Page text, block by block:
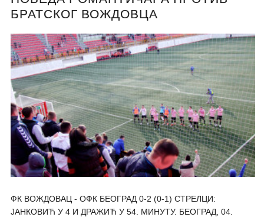
БРАТСКОГ ВОЖДОВЦА
ФК ВОЖДОВАЦ - ОФК БЕОГРАД 0-2 (0-1) СТРЕЛЦИ:
ЈАНКОВИЋ У 4 И ДРАЖИЋ У 54. МИНУТУ. БЕОГРАД, 04.